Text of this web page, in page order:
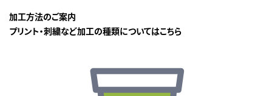
加工方法のご案内
プリント・刺繍など加工の種類についてはこちら